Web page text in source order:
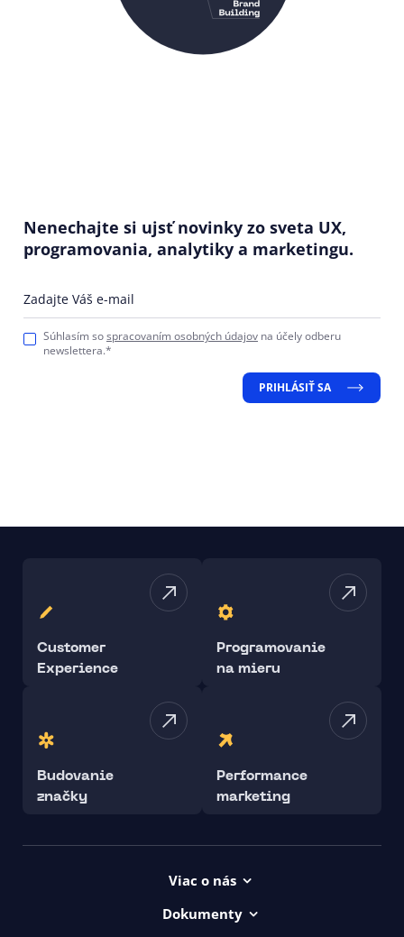
Nenechajte si ujsť novinky zo sveta UX,
programovania, analytiky a marketingu.
Zadajte Váš e-mail
Súhlasím sospracovaním osobných údajov na účely odberu
newslettera.*
PRIHLÁSIŤ SA
Customer
Experience
Programovanie
na mieru
Budovanie
značky
Performance
marketing
Viac o nás
Dokumenty